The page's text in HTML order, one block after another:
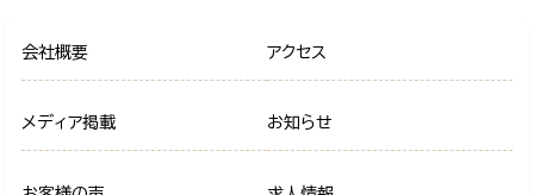
会社概要 アクセス
メディア掲載 お知らせ